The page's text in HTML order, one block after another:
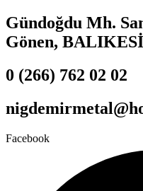
Gündoğdu Mh.
Gönen,
0 (266) 762 02 02
Facebook